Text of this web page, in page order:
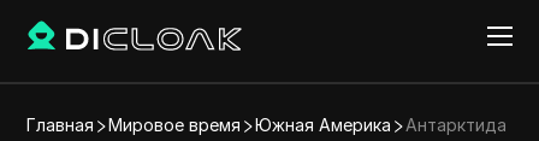
Главная Мировое время Южная Америка Антарктида